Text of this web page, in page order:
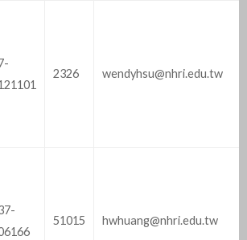
2326 wendyhsu@nhri.edu.tw
51015 hwhuang@nhri.edu.tw